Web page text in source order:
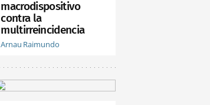
macrodispositivo
contra la
multirreincidencia
Arnau Raimundo